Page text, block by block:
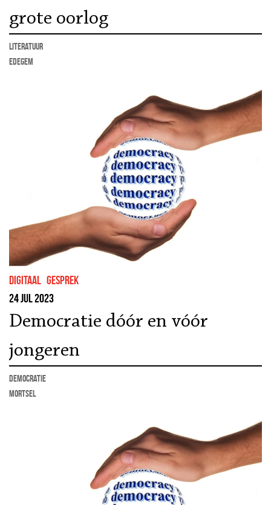
grote oorlog
literatuur
Edegem
Digitaal gesprek
24 jul 2023
Democratie dóór en vóór
jongeren
democratie
Mortsel